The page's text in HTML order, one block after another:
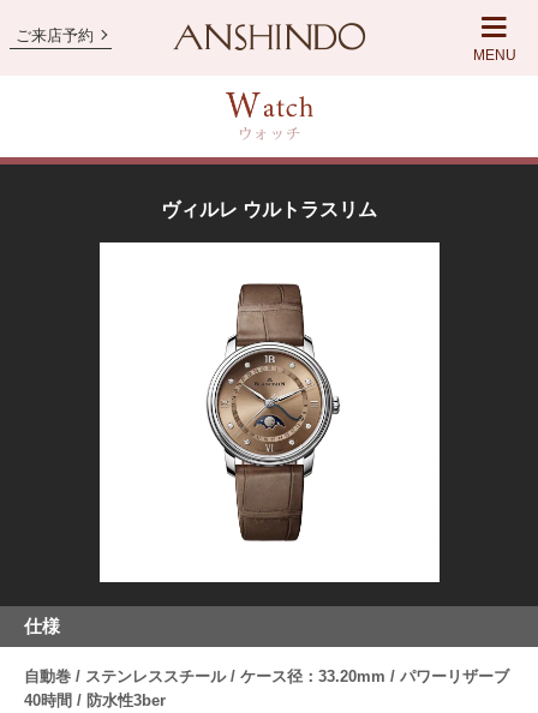
ご来店予約
MENU
ヴィルレ ウルトラスリム
仕様
自動巻 / ステンレススチール / ケース径：33.20mm / パワーリザーブ
40時間 / 防水性3ber